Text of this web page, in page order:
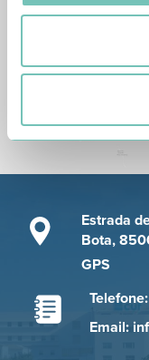
Estrada
Bota,
GPS
Email: